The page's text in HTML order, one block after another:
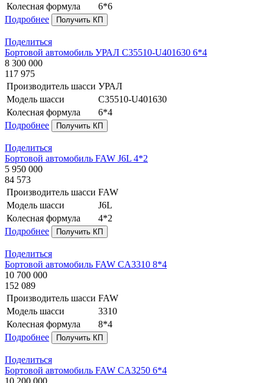
Колесная формула
6*6
Подробнее
Получить КП
Поделиться
Бортовой автомобиль УРАЛ C35510-U401630 6*4
8 300 000
117 975
Производитель шасси УРАЛ
Модель шасси
C35510-U401630
Колесная формула
6*4
Подробнее
Получить КП
Поделиться
Бортовой автомобиль FAW J6L 4*2
5 950 000
84 573
Производитель шасси FAW
Модель шасси
J6L
Колесная формула
4*2
Подробнее
Получить КП
Поделиться
Бортовой автомобиль FAW CA3310 8*4
10 700 000
152 089
Производитель шасси FAW
Модель шасси
3310
Колесная формула
8*4
Подробнее
Получить КП
Поделиться
Бортовой автомобиль FAW CA3250 6*4
10 200 000